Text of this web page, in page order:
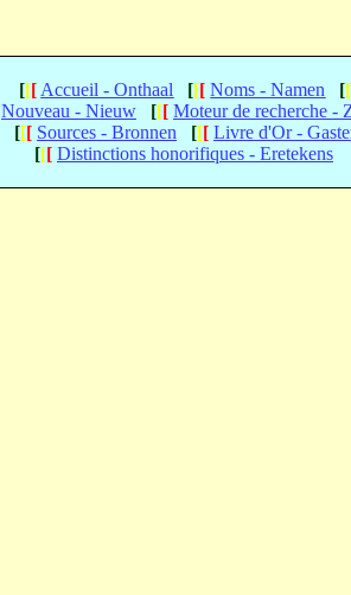
[[[ Accueil - Onthaal [[[ Noms - Namen [[
Nouveau - Nieuw [[[ Moteur de recherche -
[[[ Sources - Bronnen [[[ Livre d'Or -
[[[ Distinctions honorifiques - Eretekens